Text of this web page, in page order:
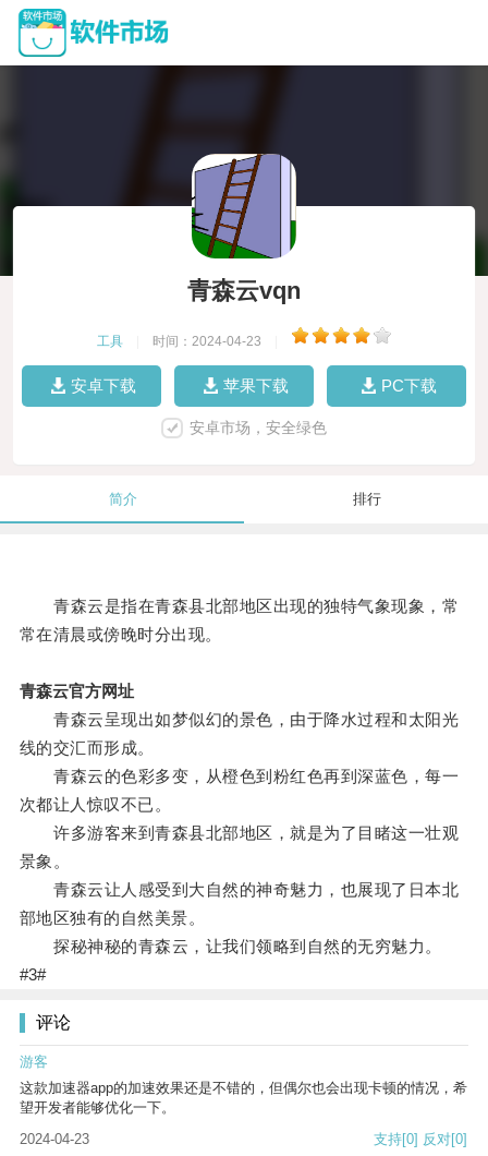
青森云vqn
工具 时间：2024-04-23
安卓下载 苹果下载 PC下载
安卓市场，安全绿色
简介 排行
青森云是指在青森县北部地区出现的独特气象现象，常
常在清晨或傍晚时分出现。
青森云官方网址
青森云呈现出如梦似幻的景色，由于降水过程和太阳光
线的交汇而形成。
青森云的色彩多变，从橙色到粉红色再到深蓝色，每一
次都让人惊叹不已。
许多游客来到青森县北部地区，就是为了目睹这一壮观
景象。
青森云让人感受到大自然的神奇魅力，也展现了日本北
部地区独有的自然美景。
探秘神秘的青森云，让我们领略到自然的无穷魅力。
#3#
评论
游客
这款加速器app的加速效果还是不错的，但偶尔也会出现卡顿的情况，希
望开发者能够优化一下。
2024-04-23
支持[0] 反对[0]